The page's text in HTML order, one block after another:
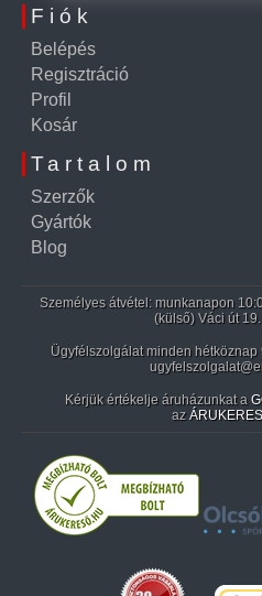
Fiók
Belépés
Regisztráció
Profil
Kosár
Tartalom
Szerzők
Gyártók
Blog
Személyes átvétel: munkanapon
(külső) Váci út
Ügyfélszolgálat minden hétköznap
Kérjük értékelje áruházunkat a
az